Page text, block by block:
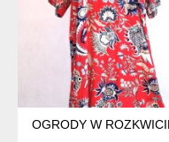
OGRODY W